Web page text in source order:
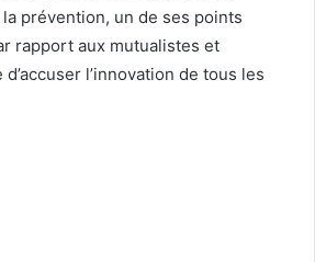
la prévention, un de ses points
rapport aux mutualistes et
l’innovation de tous les